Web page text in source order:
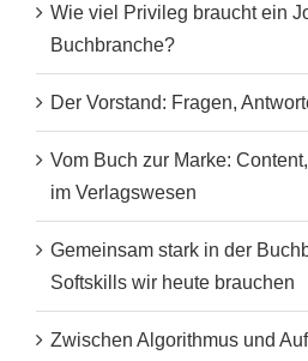
Wie viel Privileg braucht ein
Buchbranche?
Der Vorstand: Fragen,
Vom Buch zur Marke:
im Verlagswesen
Gemeinsam stark in der
Softskills wir heute brauchen
Zwischen Algorithmus und